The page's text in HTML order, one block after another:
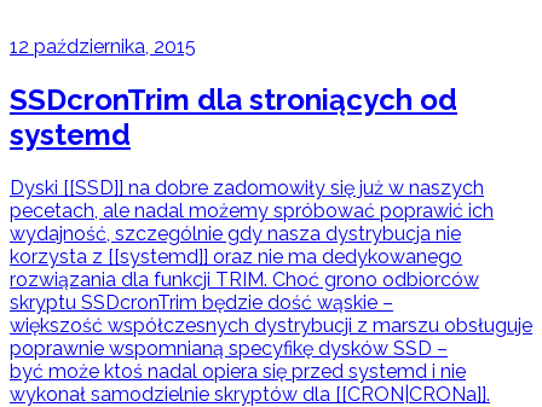
12 października, 2015
SSDcronTrim dla stroniących od
systemd
Dyski [[SSD]] na dobre zadomowiły się już w naszych
pecetach, ale nadal możemy spróbować poprawić ich
wydajność, szczególnie gdy nasza dystrybucja nie
korzysta z [[systemd]] oraz nie ma dedykowanego
rozwiązania dla funkcji TRIM. Choć grono odbiorców
skryptu SSDcronTrim będzie dość wąskie –
większość współczesnych dystrybucji z marszu obsługuje
poprawnie wspomnianą specyfikę dysków SSD –
być może ktoś nadal opiera się przed systemd i nie
wykonał samodzielnie skryptów dla [[CRON|CRONa]].